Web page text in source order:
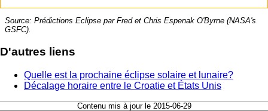
Source: Prédictions Eclipse par Fred et Chris Espenak O'Byrne (NASA's
GSFC).
D'autres liens
Quelle est la prochaine éclipse solaire et lunaire?
Décalage horaire entre le Croatie et États Unis
Contenu mis à jour le 2015-06-29